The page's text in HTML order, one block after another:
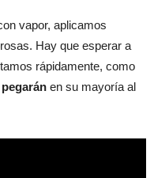
vapor, aplicamos
Hay que esperar a
rápidamente, como
en su mayoría al